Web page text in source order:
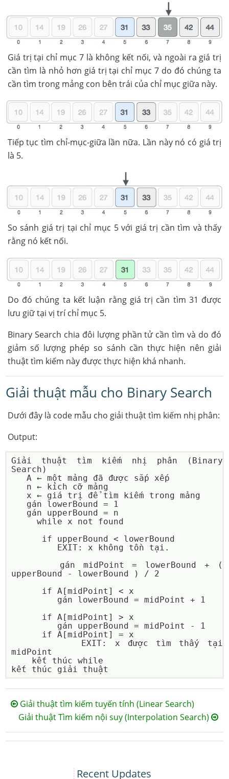
Giá trị tại chỉ mục 7 là không kết nối, và ngoài ra giá trị
cần tìm là nhỏ hơn giá trị tại chỉ mục 7 do đó chúng ta
cần tìm trong mảng con bên trái của chỉ mục giữa này.
Tiếp tục tìm chỉ-mục-giữa lần nữa. Lần này nó có giá trị
là 5.
So sánh giá trị tại chỉ mục 5 với giá trị cần tìm và thấy
rằng nó kết nối.
Do đó chúng ta kết luận rằng giá trị cần tìm 31 được
lưu giữ tại vị trí chỉ mục 5.
Binary Search chia đôi lượng phần tử cần tìm và do đó
giảm số lượng phép so sánh cần thực hiện nên giải
thuật tìm kiếm này được thực hiện khá nhanh.
Giải thuật mẫu cho Binary Search
Dưới đây là code mẫu cho giải thuật tìm kiếm nhị phân:
Output:
Giải thuật tìm kiếm nhị phân (Binary
Search)
   A ← một mảng đã được sắp xếp
     while x not found
upperBound - lowerBound ) / 2
midPoint
Giải thuật tìm kiếm tuyến tính (Linear Search)
Giải thuật Tìm kiếm nội suy (Interpolation Search)
Recent Updates